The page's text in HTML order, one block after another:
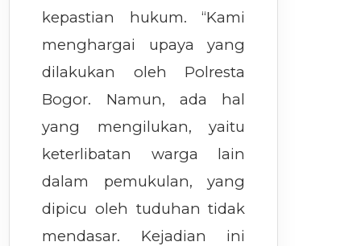
kepastian hukum. “Kami
menghargai upaya yang
dilakukan oleh Polresta
Bogor. Namun, ada hal
yang mengilukan, yaitu
keterlibatan warga lain
dalam pemukulan, yang
dipicu oleh tuduhan tidak
mendasar. Kejadian ini